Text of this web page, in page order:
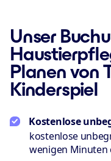
Unser
Planen von
Kinderspiel
Kostenlose
kostenlose
wenigen Minuten